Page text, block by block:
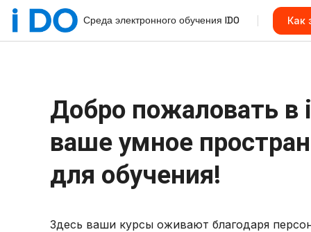
Перейти к основному содержанию
Среда электронного обучения IDO Как
БлокиДобро пожаловать в
ваше умное
для обучения!
Здесь ваши курсы оживают благодаря